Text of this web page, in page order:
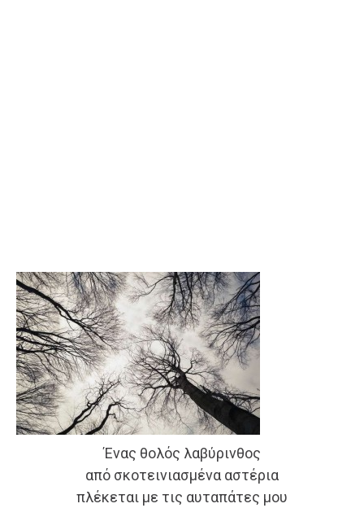
Ένας θολός λαβύρινθος
από σκοτεινιασμένα αστέρια
πλέκεται με τις αυταπάτες μου